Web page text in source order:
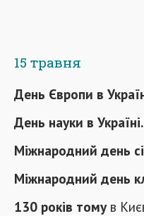
15 травня
День Європи в
День науки в Україні.
Міжнародний день
Міжнародний день
130 років томув